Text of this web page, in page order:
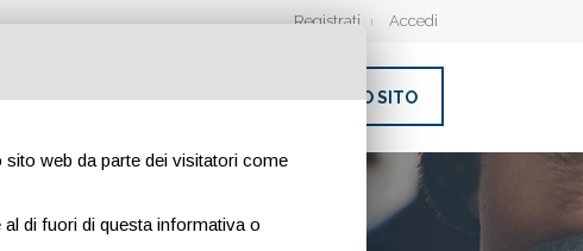
Registrati Accedi
INSERISCI IL TUO SITO
web da parte dei visitatori come
di fuori di questa informativa o